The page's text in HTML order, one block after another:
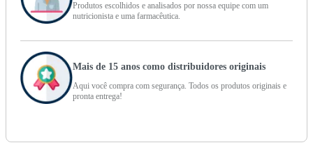
Produtos escolhidos e analisados por nossa equipe com um
nutricionista e uma farmacêutica.
Mais de 15 anos como distribuidores originais
Aqui você compra com segurança. Todos os produtos originais e
pronta entrega!